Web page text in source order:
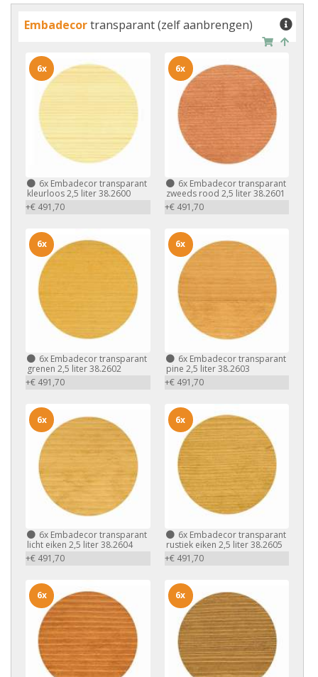
Embadecortransparant (zelf aanbrengen)
6x Embadecor transparant
kleurloos 2,5 liter 38.2600
+€ 491,70
6x
6xEmbadecor transparant
zweeds rood 2,5 liter 38.2601
+€ 491,70
6x
6x Embadecor transparant
grenen 2,5 liter 38.2602
+€ 491,70
6x
6xEmbadecor transparant
pine 2,5 liter 38.2603
+€ 491,70
6x
6x Embadecor transparant
licht eiken 2,5 liter 38.2604
+€ 491,70
6x
6xEmbadecor transparant
rustiek eiken 2,5 liter 38.2605
+€ 491,70
6x
6x 6x